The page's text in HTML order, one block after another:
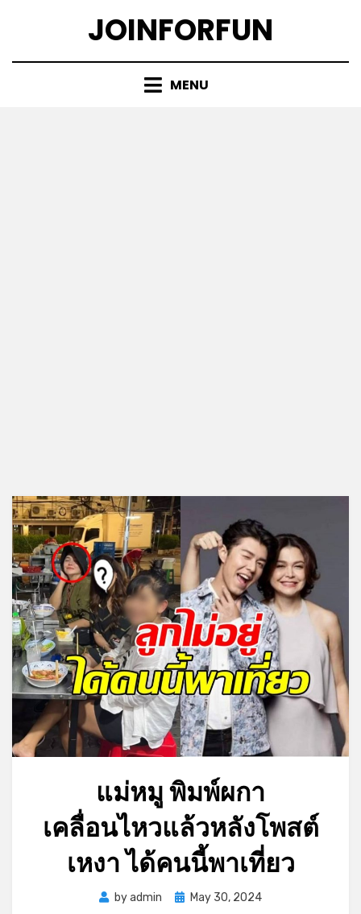
JOINFORFUN
MENU
แม่หมู พิมพ์ผกา
เคลื่อนไหวแล้วหลังโพสต์
เหงา ได้คนนี้พาเที่ยว
byadmin
PostedMay 30, 2024